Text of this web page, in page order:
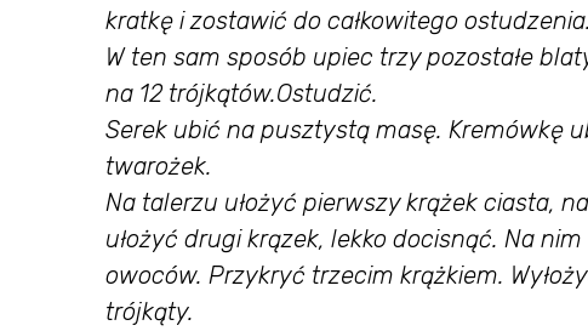
kratkę i zostawić do całkowitego ostudzenia.
W ten sam sposób upiec trzy pozostałe
na 12 trójkątów.Ostudzić.
Serek ubić na pusztystą masę. Kremówkę
twarożek.
Na talerzu ułożyć pierwszy krążek ciasta,
ułożyć drugi krązek, lekko docisnąć. Na
owoców. Przykryć trzecim krążkiem.
trójkąty.